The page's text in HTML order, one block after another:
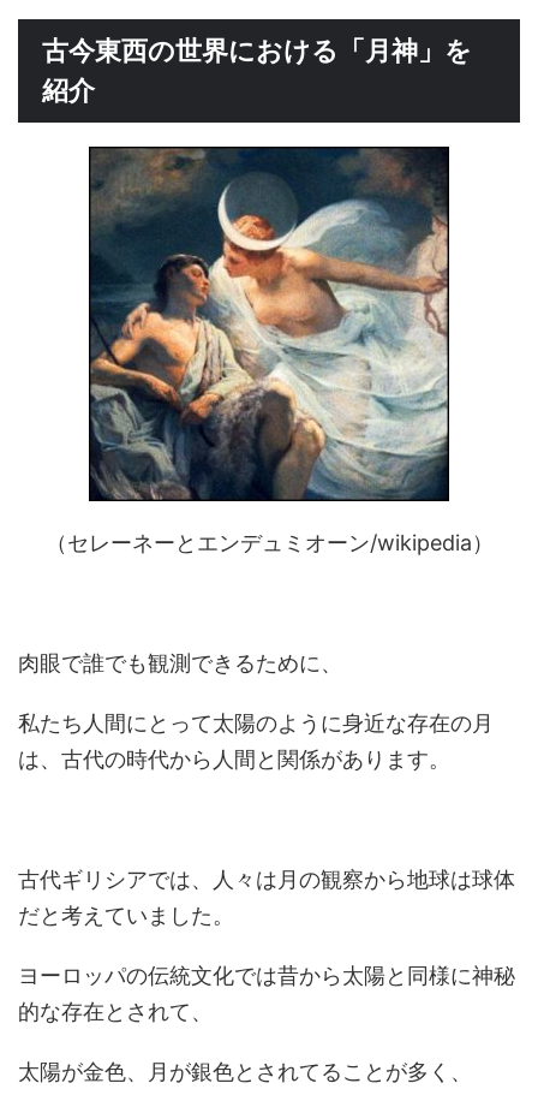
古今東西の世界における「月神」を
紹介
（セレーネーとエンデュミオーン/wikipedia）
肉眼で誰でも観測できるために、
私たち人間にとって太陽のように身近な存在の月
は、古代の時代から人間と関係があります。
古代ギリシアでは、人々は月の観察から地球は球体
だと考えていました。
ヨーロッパの伝統文化では昔から太陽と同様に神秘
的な存在とされて、
太陽が金色、月が銀色とされてることが多く、